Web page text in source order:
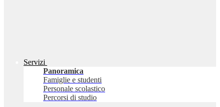
Servizi
Panoramica
Famiglie e studenti
Personale scolastico
Percorsi di studio